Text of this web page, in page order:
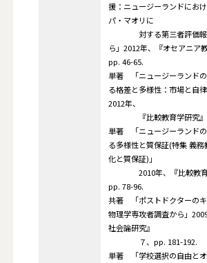
援：ニュージーランドにお
パ・マオリに
対する第三者評価報
ら」2012年、『オセアニア
pp. 46-65.
単著 「ニュージーランド
る格差と多様性：市場と自律
2012年、
『比較教育学研究』
単著 「ニュージーランド
る多様性と質保証(特集 義
化と質保証)」
2010年、『比較教育
pp. 78-96.
共著 「ポストドクターの
物理学専攻者調査から」
社会論研究』
７、pp. 181-192.
単著 「学校選択の自由と